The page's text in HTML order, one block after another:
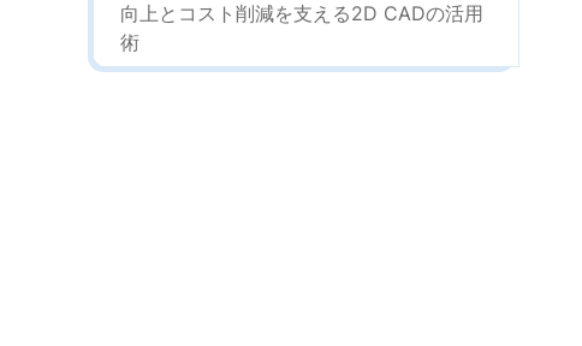
向上とコスト削減を支える2D CADの活用
術